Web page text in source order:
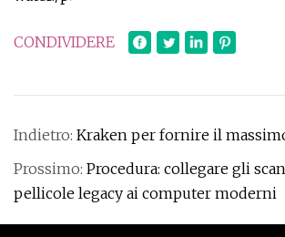
CONDIVIDERE
Indietro: Kraken per fornire il
Prossimo: Procedura: collegare gli
pellicole legacy ai computer moderni